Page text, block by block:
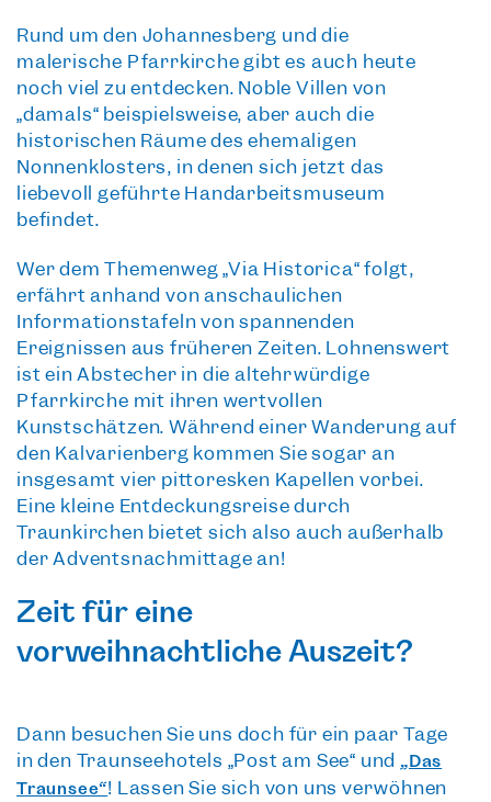
Rund um den Johannesberg und die
malerische Pfarrkirche gibt es auch heute
noch viel zu entdecken. Noble Villen von
„damals“ beispielsweise, aber auch die
historischen Räume des ehemaligen
Nonnenklosters, in denen sich jetzt das
liebevoll geführte Handarbeitsmuseum
befindet.
Wer dem Themenweg „Via Historica“folgt,
erfährt anhand von anschaulichen
Informationstafeln von spannenden
Ereignissen aus früheren Zeiten. Lohnenswert
ist ein Abstecher in die altehrwürdige
Pfarrkirche mit ihren wertvollen
Kunstschätzen. Während einer Wanderung auf
den Kalvarienberg kommen Sie sogar an
insgesamt vier pittoresken Kapellen vorbei.
Eine kleine Entdeckungsreise durch
Traunkirchen bietet sich also auch außerhalb
der Adventsnachmittage an!
Zeit für eine
vorweihnachtliche Auszeit?
Dann besuchen Sie uns doch für ein paar Tage
in den Traunseehotels „Post am See“ und „Das
Traunsee“! Lassen Sie sich von uns verwöhnen